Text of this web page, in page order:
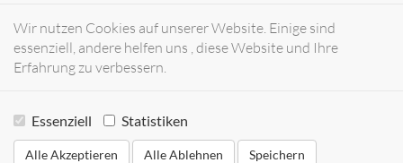
Wir nutzen Cookies auf unserer Website. Einige sind
essenziell, andere helfen uns , diese Website und Ihre
Erfahrung zu verbessern.
Essenziell Statistiken
Alle Akzeptieren Alle Ablehnen
Speichern